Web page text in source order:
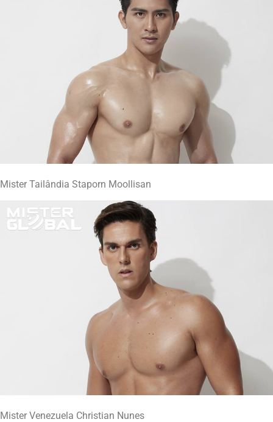
Mister Tailândia Staporn Moollisan
Mister Venezuela Christian Nunes